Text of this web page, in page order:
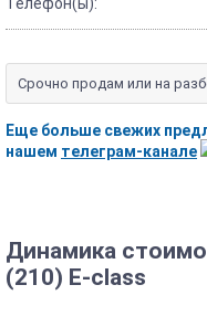
Срочно продам или на
Еще больше свежих
нашем телеграм-канале
Динамика
(210) E-class